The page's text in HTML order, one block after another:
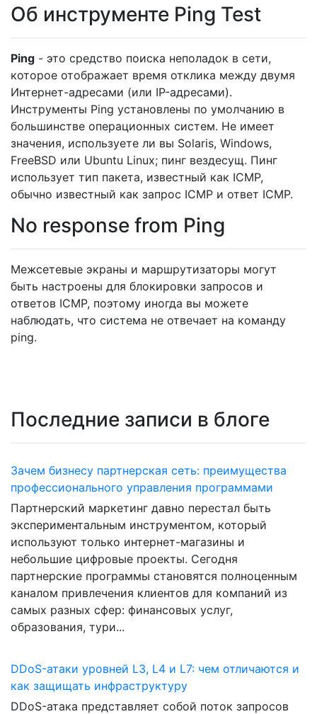
Об инструменте Ping Test
Ping - это средство поиска неполадок в сети,
которое отображает время отклика между двумя
Интернет-адресами (или IP-адресами).
Инструменты Ping установлены по умолчанию в
большинстве операционных систем. Не имеет
значения, используете ли вы Solaris, Windows,
FreeBSD или Ubuntu Linux; пинг вездесущ. Пинг
использует тип пакета, известный как ICMP,
обычно известный как запрос ICMP и ответ ICMP.
No response from Ping
Межсетевые экраны и маршрутизаторы могут
быть настроены для блокировки запросов и
ответов ICMP, поэтому иногда вы можете
наблюдать, что система не отвечает на команду
ping.
Последние записи в блоге
Зачем бизнесу партнерская сеть: преимущества
профессионального управления программами
Партнерский маркетинг давно перестал быть
экспериментальным инструментом, который
используют только интернет-магазины и
небольшие цифровые проекты. Сегодня
партнерские программы становятся полноценным
каналом привлечения клиентов для компаний из
самых разных сфер: финансовых услуг,
образования, тури...
DDoS-атаки уровней L3, L4 и L7: чем отличаются и
как защищать инфраструктуру
DDoS-атака представляет собой поток запросов